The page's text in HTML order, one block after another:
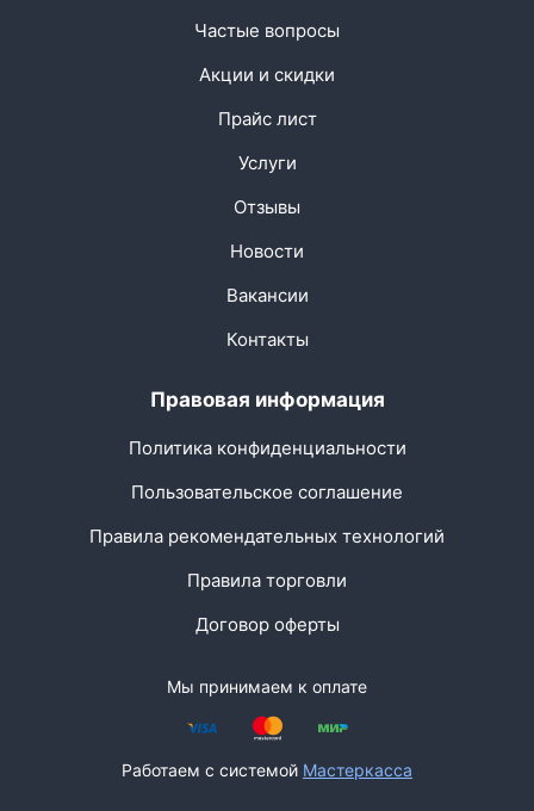
Частые вопросы
Акции и скидки
Прайс лист
Услуги
Отзывы
Новости
Вакансии
Контакты
Правовая информация
Политика конфиденциальности
Пользовательское соглашение
Правила рекомендательных технологий
Правила торговли
Договор оферты
Мы принимаем к оплате
Работаем с системой Мастеркасса